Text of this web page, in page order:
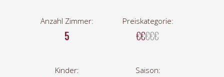
Anzahl Zimmer:
5
Preiskategorie:
€€€€€
Kinder: Saison: